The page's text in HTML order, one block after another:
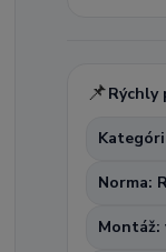
📌Rýchly
Norma:
Montáž: